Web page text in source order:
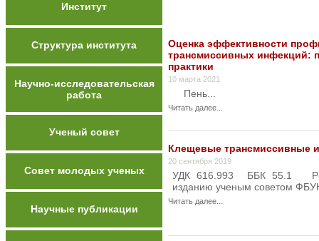
Институт
Структура института
Научно-исследовательская
работа
Ученый совет
Совет молодых ученых
Научные публикации
Оценка эффективности
трансмиссивных инфекций:
практики
10 марта 2021
Пень...
Читать далее...
Клещевые трансмиссивные
20 сентября 2019
УДК 616.993 ББК 55.1
изданию ученым советом
Читать далее...